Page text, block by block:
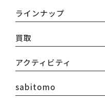
ラインナップ
買取
アクティビティ
sabitomo